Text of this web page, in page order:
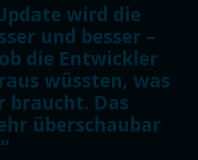
wird die
und besser –
die Entwickler
wüssten, was
braucht. Das
überschaubar